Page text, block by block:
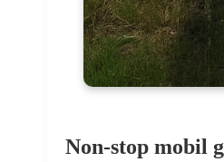
Non-stop mobil